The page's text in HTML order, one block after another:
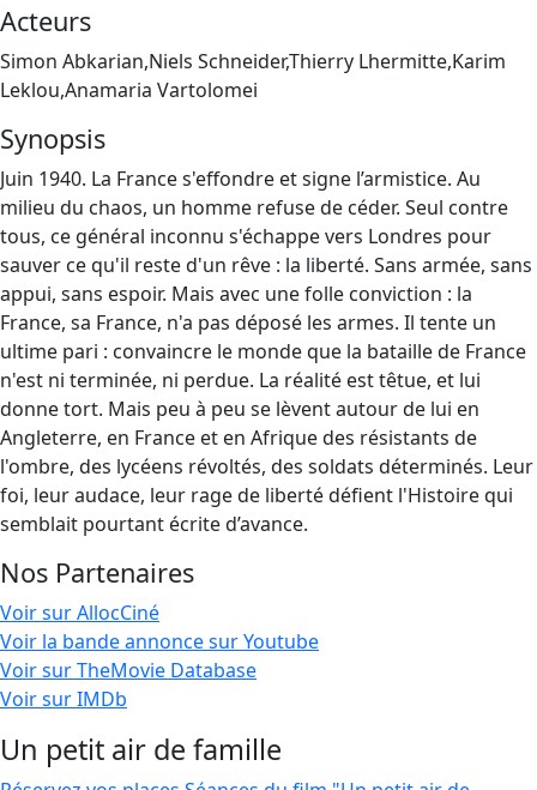
Acteurs
Simon Abkarian,Niels Schneider,Thierry Lhermitte,Karim
Leklou,Anamaria Vartolomei
Synopsis
Juin 1940. La France s'effondre et signe l’armistice. Au
milieu du chaos, un homme refuse de céder. Seul contre
tous, ce général inconnu s'échappe vers Londres pour
sauver ce qu'il reste d'un rêve : la liberté. Sans armée, sans
appui, sans espoir. Mais avec une folle conviction : la
France, sa France, n'a pas déposé les armes. Il tente un
ultime pari : convaincre le monde que la bataille de France
n'est ni terminée, ni perdue. La réalité est têtue, et lui
donne tort. Mais peu à peu se lèvent autour de lui en
Angleterre, en France et en Afrique des résistants de
l'ombre, des lycéens révoltés, des soldats déterminés. Leur
foi, leur audace, leur rage de liberté défient l'Histoire qui
semblait pourtant écrite d’avance.
Nos Partenaires
Voir sur AllocCiné
Voir la bande annonce sur Youtube
Voir sur TheMovie Database
Voir sur IMDb
Un petit air de famille